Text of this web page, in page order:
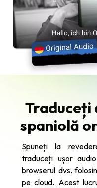
Traduceți
spaniolă
Spuneți la
traduceți ușor
browserul dvs.
pe cloud. Acest